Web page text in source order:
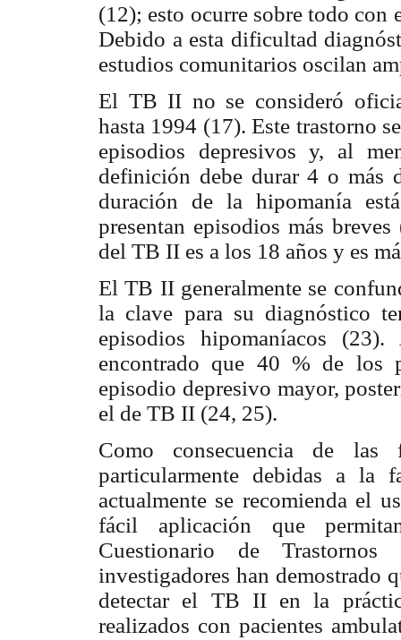
(12); esto ocurre sobre todo
Debido a esta dificultad
estudios comunitarios oscilan
El TB II no se consideró
hasta 1994 (17). Este trastorno
episodios depresivos y, al
definición debe durar 4 o más
duración de la hipomanía
presentan episodios más
del TB II es a los 18 años y es
El TB II generalmente se
la clave para su diagnóstico
episodios hipomaníacos
encontrado que 40 % de los
episodio depresivo mayor,
el de TB II (24, 25).
Como consecuencia de
particularmente debidas a la
actualmente se recomienda el
fácil aplicación que
Cuestionario de
investigadores han demostrado
detectar el TB II en la
realizados con pacientes